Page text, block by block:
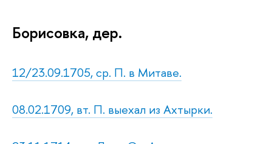
Борисовка, дер.
12/23.09.1705, ср. П. в Митаве.
08.02.1709, вт. П. выехал из Ахтырки.